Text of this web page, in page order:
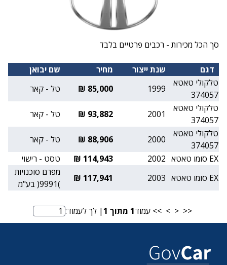
סך הכל מכירות - רכבים פרטיים בלבד
דגם שנת ייצור מחיר
שם יבואן
טלקולי טאטא
374057
1999
85,000 ₪
טל - קאר
טלקולי טאטא
374057
2001
93,882 ₪
טל - קאר
טלקולי טאטא
374057
2000
88,906 ₪
טל - קאר
EX סומו טאטא
2002
114,943 ₪
טסט - רישוי
EX סומו טאטא
2003
117,941 ₪
מפרם סוכנויות
)9991( בע"מ
<<
<
>
>> עמוד1 מתוך 1 מספר עמוד
| לך לעמוד: